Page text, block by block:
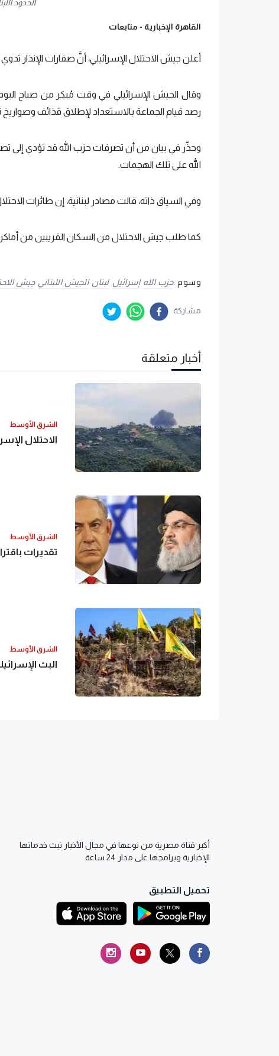
الحدود
القاهرة الإخبارية - متابعات
أعلن جيش الاحتلال الإسرائيلي، أنَّ صفارات
وقال الجيش الإسرائيلي في وقت مُبكر من صباح
رصد قيام الجماعة بالاستعداد لإطلاق قذائف وصواريخ
وحذّر في بيان من أن تصرفات حزب الله قد تؤدي إلى
الله على تلك الهجمات.
وفي السياق ذاته، قالت مصادر لبنانية، إن طائرات الاحتلال شنت أكثر من
كما طلب جيش الاحتلال من السكان القريبين من أماكن
وسوم :حزب الله إسرائيل لبنان الجيش اللبناني جيش
مشاركة
أخبار متعلقة
الشرق الأوسط
الاحتلال
الشرق الأوسط
تقديرات
الشرق الأوسط
البث
أكبر قناة مصرية من نوعها في مجال الأخبار تبث خدماتها
الإخبارية وبرامجها على مدار 24 ساعة
تحميل التطبيق